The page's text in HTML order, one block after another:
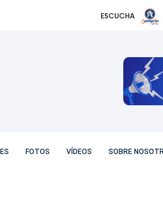
ESCUCHA
FOTOS VÍDEOS SOBRE